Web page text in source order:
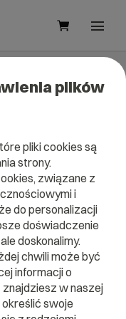
exactly it isPNG and
use.
G H
I
P Q
R
Y Z
plików
pliki cookies są
strony.
związane z
i
do personalizacji
doświadczenie
doskonalimy.
chwili może być
informacji o
w naszej
określić swoje